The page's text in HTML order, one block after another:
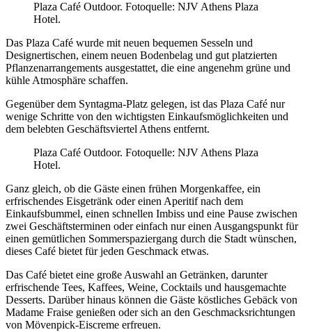
Plaza Café Outdoor. Fotoquelle: NJV Athens Plaza
Hotel.
Das Plaza Café wurde mit neuen bequemen Sesseln und
Designertischen, einem neuen Bodenbelag und gut platzierten
Pflanzenarrangements ausgestattet, die eine angenehm grüne und
kühle Atmosphäre schaffen.
Gegenüber dem Syntagma-Platz gelegen, ist das Plaza Café nur
wenige Schritte von den wichtigsten Einkaufsmöglichkeiten und
dem belebten Geschäftsviertel Athens entfernt.
Plaza Café Outdoor. Fotoquelle: NJV Athens Plaza
Hotel.
Ganz gleich, ob die Gäste einen frühen Morgenkaffee, ein
erfrischendes Eisgetränk oder einen Aperitif nach dem
Einkaufsbummel, einen schnellen Imbiss und eine Pause zwischen
zwei Geschäftsterminen oder einfach nur einen Ausgangspunkt für
einen gemütlichen Sommerspaziergang durch die Stadt wünschen,
dieses Café bietet für jeden Geschmack etwas.
Das Café bietet eine große Auswahl an Getränken, darunter
erfrischende Tees, Kaffees, Weine, Cocktails und hausgemachte
Desserts. Darüber hinaus können die Gäste köstliches Gebäck von
Madame Fraise genießen oder sich an den Geschmacksrichtungen
von Mövenpick-Eiscreme erfreuen.